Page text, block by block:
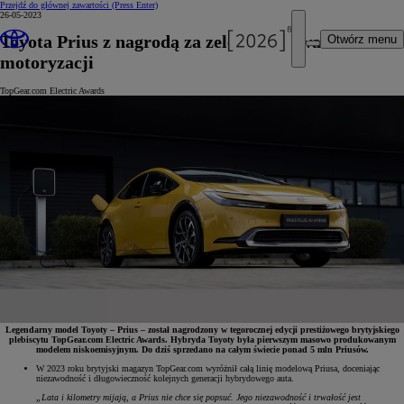
Przejdź do głównej zawartości (Press Enter)
Otwórz menu
26-05-2023
Toyota Prius z nagrodą za zelektryfikowanie
motoryzacji
TopGear.com Electric Awards
Legendarny model Toyoty – Prius – został nagrodzony w tegorocznej edycji prestiżowego brytyjskiego
plebiscytu TopGear.com Electric Awards. Hybryda Toyoty była pierwszym masowo produkowanym
modelem niskoemisyjnym. Do dziś sprzedano na całym świecie ponad 5 mln Priusów.
W 2023 roku brytyjski magazyn TopGear.com wyróżnił całą linię modelową Priusa, doceniając
niezawodność i długowieczność kolejnych generacji hybrydowego auta.
„Lata i kilometry mijają, a Prius nie chce się popsuć. Jego niezawodność i trwałość jest